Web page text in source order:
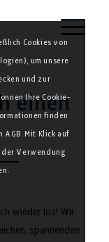
einen
wieder los! Wir
spannenden
Cookies von
um unsere
und zur
Ihre Cookie-
finden
AGB. Mit Klick auf
der Verwendung